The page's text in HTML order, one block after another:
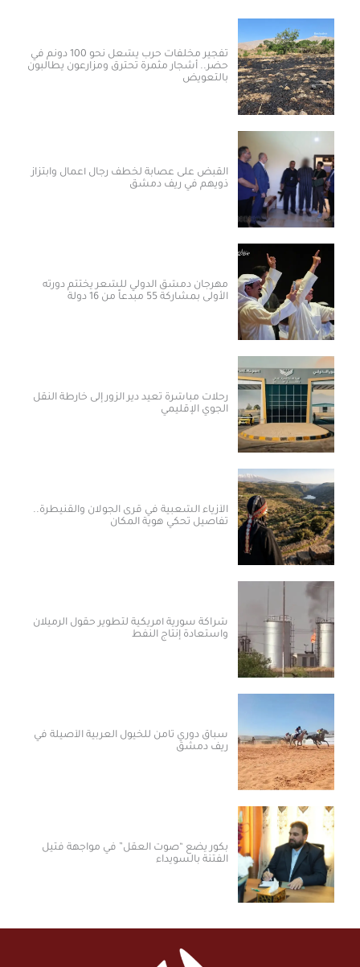
تفجير مخلفات حرب يشعل نحو 100 دونم في
حضر.. أشجار مثمرة تحترق ومزارعون يطالبون
بالتعويض
القبض على عصابة لخطف رجال أعمال وابتزاز
ذويهم في ريف دمشق
مهرجان دمشق الدولي للشعر يختتم دورته
الأولى بمشاركة 55 مبدعاً من 16 دولة
رحلات مباشرة تعيد دير الزور إلى خارطة النقل
الجوي الإقليمي
الأزياء الشعبية في قرى الجولان والقنيطرة..
تفاصيل تحكي هوية المكان
شراكة سورية أمريكية لتطوير حقول الرميلان
واستعادة إنتاج النفط
سباق دوري ثامن للخيول العربية الأصيلة في
ريف دمشق
بكور يضع “صوت العقل” في مواجهة فتيل
الفتنة بالسويداء